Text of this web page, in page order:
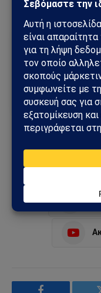
Ακολούθησε
Πρόσθεσε το Sahiel
πρώτος τις